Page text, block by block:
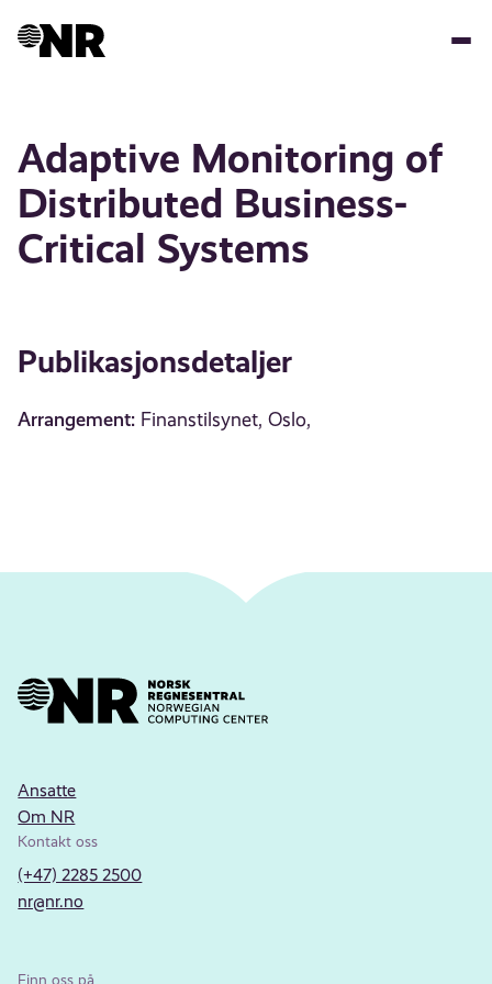
Adaptive Monitoring of
Distributed Business-
Critical Systems
Publikasjonsdetaljer
Arrangement: Finanstilsynet, Oslo,
Ansatte
Om NR
Kontakt oss
(+47) 2285 2500
nr@nr.no
Finn oss på